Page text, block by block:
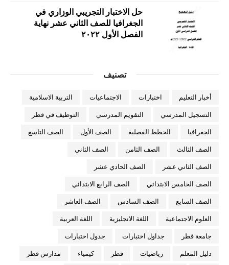
حل الاختبار التجريبي الوزاري في
الجغرافيا للصف الثاني عشر نهاية
الفصل الأول ٢٠٢٢
تصنيف
أخبار التعليم اختبارات الاجتماعيات التربية الاسلامية
التسجيل المدرسي التقويم المدرسي التوظيف في قطر
الجغرافيا الخطط الفصلية الصف الأول الصف التاسع
الصف الثالث الصف الثامن الصف الثاني
الصف الثاني عشر الصف الحادي عشر
الصف الخامس الابتدائي الصف الرابع الابتدائي
الصف السابع الصف السادس الصف العاشر
العلوم الاجتماعية اللغة الانجليزية اللغة العربية
جامعة قطر جداول اختبارات جدول اختبارات
دليل المعلم رياضيات قطر كيمياء مدارس قطر